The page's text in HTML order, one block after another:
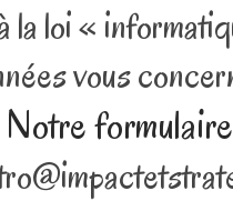
la loi «
vous
Notre formulaire